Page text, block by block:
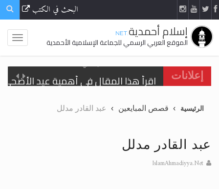
البحث في الكتب
إسلام أحمدية.NET
الموقع العربي الرسمي للجماعة الإسلامية الأحمدية
إعلانات
اقرأ هذا المقال في أهمية عيد
تعميم هامّ لأفراد الجماعة >> المزيد
تعميم هامّ لأفراد الجماعة >> المزيد
الرئيسية قصص المبايعين عبد القادر مدلل
عبد القادر مدلل
IslamAhmadiyya.Net